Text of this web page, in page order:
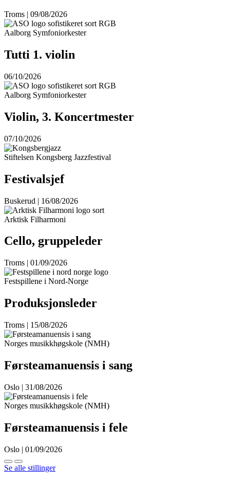
Troms | 09/08/2026
Aalborg Symfoniorkester
Tutti 1. violin
06/10/2026
Aalborg Symfoniorkester
Violin, 3. Koncertmester
07/10/2026
Stiftelsen Kongsberg Jazzfestival
Festivalsjef
Buskerud | 16/08/2026
Arktisk Filharmoni
Cello, gruppeleder
Troms | 01/09/2026
Festspillene i Nord-Norge
Produksjonsleder
Troms | 15/08/2026
Norges musikkhøgskole (NMH)
Førsteamanuensis i sang
Oslo | 31/08/2026
Norges musikkhøgskole (NMH)
Førsteamanuensis i fele
Oslo | 01/09/2026
Se alle stillinger